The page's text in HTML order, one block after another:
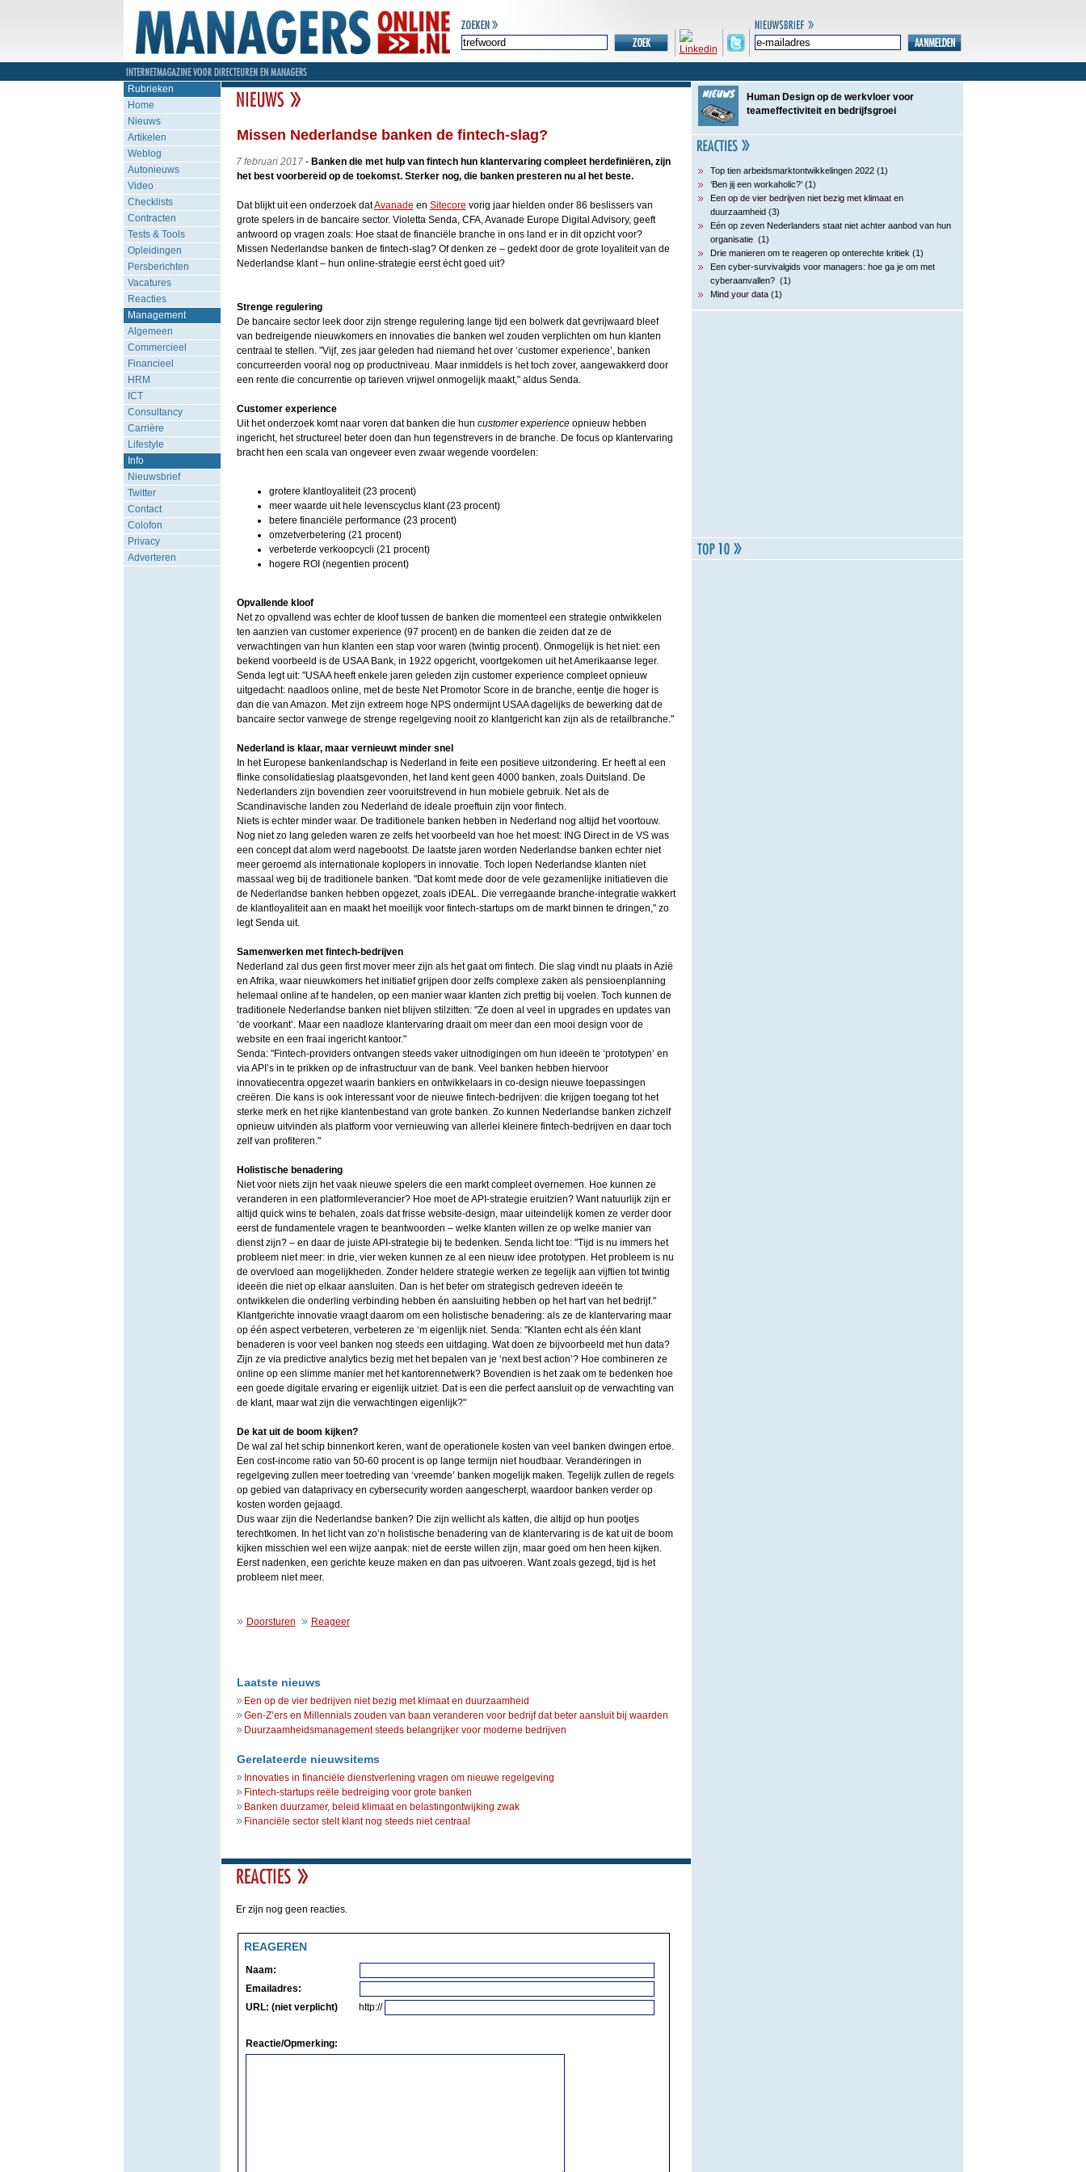
Rubrieken
Home
Nieuws
Artikelen
Weblog
Autonieuws
Video
Checklists
Contracten
Tests & Tools
Opleidingen
Persberichten
Vacatures
Reacties
Management
Algemeen
Commercieel
Financieel
HRM
ICT
Consultancy
Carrière
Lifestyle
Info
Nieuwsbrief
Twitter
Contact
Colofon
Privacy
Adverteren
Missen Nederlandse banken de fintech-slag?
7 februari 2017- Banken die met hulp van fintech hun klantervaring compleet herdefiniëren, zijn
het best voorbereid op de toekomst. Sterker nog, die banken presteren nu al het beste.
Dat blijkt uit een onderzoek datAvanade en Sitecore vorig jaar hielden onder 86 beslissers van
grote spelers in de bancaire sector. Violetta Senda, CFA, Avanade Europe Digital Advisory, geeft
antwoord op vragen zoals: Hoe staat de financiële branche in ons land er in dit opzicht voor?
Missen Nederlandse banken de fintech-slag? Of denken ze – gedekt door de grote loyaliteit van de
Nederlandse klant – hun online-strategie eerst écht goed uit?
Strenge regulering
De bancaire sector leek door zijn strenge regulering lange tijd een bolwerk dat gevrijwaard bleef
van bedreigende nieuwkomers en innovaties die banken wel zouden verplichten om hun klanten
centraal te stellen. "Vijf, zes jaar geleden had niemand het over ‘customer experience’, banken
concurreerden vooral nog op productniveau. Maar inmiddels is het toch zover, aangewakkerd door
een rente die concurrentie op tarieven vrijwel onmogelijk maakt," aldus Senda.
Customer experience
Uit het onderzoek komt naar voren dat banken die hun customer experienceopnieuw hebben
ingericht, het structureel beter doen dan hun tegenstrevers in de branche. De focus op klantervaring
bracht hen een scala van ongeveer even zwaar wegende voordelen:
grotere klantloyaliteit (23 procent)
meer waarde uit hele levenscyclus klant (23 procent)
betere financiële performance (23 procent)
omzetverbetering (21 procent)
verbeterde verkoopcycli (21 procent)
hogere ROI (negentien procent)
Opvallende kloof
Net zo opvallend was echter de kloof tussen de banken die momenteel een strategie ontwikkelen
ten aanzien van customer experience (97 procent) en de banken die zeiden dat ze de
verwachtingen van hun klanten een stap voor waren (twintig procent). Onmogelijk is het niet: een
bekend voorbeeld is de USAA Bank, in 1922 opgericht, voortgekomen uit het Amerikaanse leger.
Senda legt uit: "USAA heeft enkele jaren geleden zijn customer experience compleet opnieuw
uitgedacht: naadloos online, met de beste Net Promotor Score in de branche, eentje die hoger is
dan die van Amazon. Met zijn extreem hoge NPS ondermijnt USAA dagelijks de bewerking dat de
bancaire sector vanwege de strenge regelgeving nooit zo klantgericht kan zijn als de retailbranche."
Nederland is klaar, maar vernieuwt minder snel
In het Europese bankenlandschap is Nederland in feite een positieve uitzondering. Er heeft al een
flinke consolidatieslag plaatsgevonden, het land kent geen 4000 banken, zoals Duitsland. De
Nederlanders zijn bovendien zeer vooruitstrevend in hun mobiele gebruik. Net als de
Scandinavische landen zou Nederland de ideale proeftuin zijn voor fintech.
Niets is echter minder waar. De traditionele banken hebben in Nederland nog altijd het voortouw.
Nog niet zo lang geleden waren ze zelfs het voorbeeld van hoe het moest: ING Direct in de VS was
een concept dat alom werd nagebootst. De laatste jaren worden Nederlandse banken echter niet
meer geroemd als internationale koplopers in innovatie. Toch lopen Nederlandse klanten niet
massaal weg bij de traditionele banken. "Dat komt mede door de vele gezamenlijke initiatieven die
de Nederlandse banken hebben opgezet, zoals iDEAL. Die verregaande branche-integratie wakkert
de klantloyaliteit aan en maakt het moeilijk voor fintech-startups om de markt binnen te dringen," zo
legt Senda uit.
Samenwerken met fintech-bedrijven
Nederland zal dus geen first mover meer zijn als het gaat om fintech. Die slag vindt nu plaats in Azië
en Afrika, waar nieuwkomers het initiatief grijpen door zelfs complexe zaken als pensioenplanning
helemaal online af te handelen, op een manier waar klanten zich prettig bij voelen. Toch kunnen de
traditionele Nederlandse banken niet blijven stilzitten: "Ze doen al veel in upgrades en updates van
‘de voorkant’. Maar een naadloze klantervaring draait om meer dan een mooi design voor de
website en een fraai ingericht kantoor."
Senda: "Fintech-providers ontvangen steeds vaker uitnodigingen om hun ideeën te ‘prototypen’ en
via API’s in te prikken op de infrastructuur van de bank. Veel banken hebben hiervoor
innovatiecentra opgezet waarin bankiers en ontwikkelaars in co-design nieuwe toepassingen
creëren. Die kans is ook interessant voor de nieuwe fintech-bedrijven: die krijgen toegang tot het
sterke merk en het rijke klantenbestand van grote banken. Zo kunnen Nederlandse banken zichzelf
opnieuw uitvinden als platform voor vernieuwing van allerlei kleinere fintech-bedrijven en daar toch
zelf van profiteren."
Holistische benadering
Niet voor niets zijn het vaak nieuwe spelers die een markt compleet overnemen. Hoe kunnen ze
veranderen in een platformleverancier? Hoe moet de API-strategie eruitzien? Want natuurlijk zijn er
altijd quick wins te behalen, zoals dat frisse website-design, maar uiteindelijk komen ze verder door
eerst de fundamentele vragen te beantwoorden – welke klanten willen ze op welke manier van
dienst zijn? – en daar de juiste API-strategie bij te bedenken. Senda licht toe: "Tijd is nu immers het
probleem niet meer: in drie, vier weken kunnen ze al een nieuw idee prototypen. Het probleem is nu
de overvloed aan mogelijkheden. Zonder heldere strategie werken ze tegelijk aan vijftien tot twintig
ideeën die niet op elkaar aansluiten. Dan is het beter om strategisch gedreven ideeën te
ontwikkelen die onderling verbinding hebben én aansluiting hebben op het hart van het bedrijf."
Klantgerichte innovatie vraagt daarom om een holistische benadering: als ze de klantervaring maar
op één aspect verbeteren, verbeteren ze ‘m eigenlijk niet. Senda: "Klanten echt als één klant
benaderen is voor veel banken nog steeds een uitdaging. Wat doen ze bijvoorbeeld met hun data?
Zijn ze via predictive analytics bezig met het bepalen van je ‘next best action’? Hoe combineren ze
online op een slimme manier met het kantorennetwerk? Bovendien is het zaak om te bedenken hoe
een goede digitale ervaring er eigenlijk uitziet. Dat is een die perfect aansluit op de verwachting van
de klant, maar wat zijn die verwachtingen eigenlijk?"
De kat uit de boom kijken?
De wal zal het schip binnenkort keren, want de operationele kosten van veel banken dwingen ertoe.
Een cost-income ratio van 50-60 procent is op lange termijn niet houdbaar. Veranderingen in
regelgeving zullen meer toetreding van ‘vreemde’ banken mogelijk maken. Tegelijk zullen de regels
op gebied van dataprivacy en cybersecurity worden aangescherpt, waardoor banken verder op
kosten worden gejaagd.
Dus waar zijn die Nederlandse banken? Die zijn wellicht als katten, die altijd op hun pootjes
terechtkomen. In het licht van zo’n holistische benadering van de klantervaring is de kat uit de boom
kijken misschien wel een wijze aanpak: niet de eerste willen zijn, maar goed om hen heen kijken.
Eerst nadenken, een gerichte keuze maken en dan pas uitvoeren. Want zoals gezegd, tijd is het
probleem niet meer.
Doorsturen Reageer
Laatste nieuws
Een op de vier bedrijven niet bezig met klimaat en duurzaamheid
Gen-Z’ers en Millennials zouden van baan veranderen voor bedrijf dat beter aansluit bij waarden
Duurzaamheidsmanagement steeds belangrijker voor moderne bedrijven
Gerelateerde nieuwsitems
Innovaties in financiële dienstverlening vragen om nieuwe regelgeving
Fintech-startups reële bedreiging voor grote banken
Banken duurzamer, beleid klimaat en belastingontwijking zwak
Financiële sector stelt klant nog steeds niet centraal
Er zijn nog geen reacties.
REAGEREN
Naam:
Emailadres:
URL: (niet verplicht)
http://
Reactie/Opmerking:
Human Design op de werkvloer voor
teameffectiviteit en bedrijfsgroei
Top tien arbeidsmarktontwikkelingen 2022 (1)
‘Ben jij een workaholic?’ (1)
Een op de vier bedrijven niet bezig met klimaat en
duurzaamheid (3)
Eén op zeven Nederlanders staat niet achter aanbod van hun
organisatie (1)
Drie manieren om te reageren op onterechte kritiek (1)
Een cyber-survivalgids voor managers: hoe ga je om met
cyberaanvallen? (1)
Mind your data (1)